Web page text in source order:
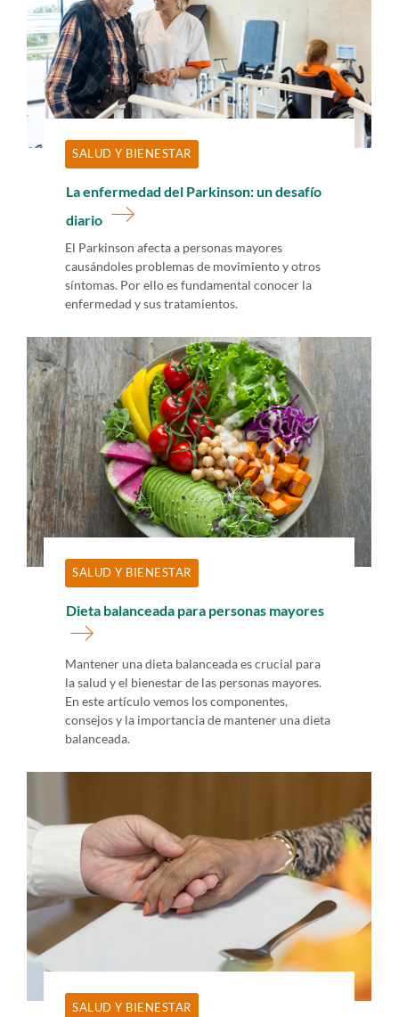
SALUD Y BIENESTAR
La enfermedad del Parkinson: un desafío
diario
El Parkinson afecta a personas mayores
causándoles problemas de movimiento y otros
síntomas. Por ello es fundamental conocer la
enfermedad y sus tratamientos.
SALUD Y BIENESTAR
Dieta balanceada para personas mayores
Mantener una dieta balanceada es crucial para
la salud y el bienestar de las personas mayores.
En este artículo vemos los componentes,
consejos y la importancia de mantener una dieta
balanceada.
SALUD Y BIENESTAR